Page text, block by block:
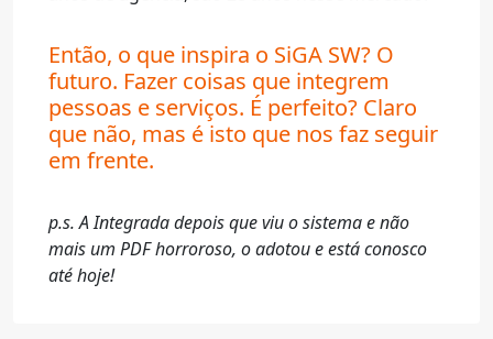
Então, o que inspira o SiGA SW? O
futuro. Fazer coisas que integrem
pessoas e serviços. É perfeito? Claro
que não, mas é isto que nos faz seguir
em frente.
p.s. A Integrada depois que viu o sistema e não
mais um PDF horroroso, o adotou e está conosco
até hoje!